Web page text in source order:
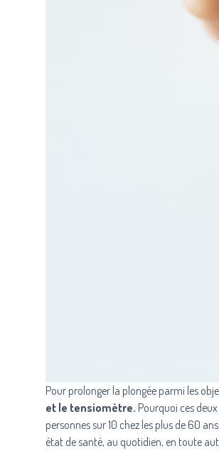
Pour prolonger la plongée parmi les
et le tensiomètre. Pourquoi ces
personnes sur 10 chez les plus de 60
état de santé, au quotidien, en toute